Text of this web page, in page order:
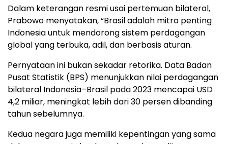
Dalam keterangan resmi usai pertemuan bilateral,
Prabowo menyatakan, “Brasil adalah mitra penting
Indonesia untuk mendorong sistem perdagangan
global yang terbuka, adil, dan berbasis aturan.
Pernyataan ini bukan sekadar retorika. Data Badan
Pusat Statistik (BPS) menunjukkan nilai perdagangan
bilateral Indonesia–Brasil pada 2023 mencapai USD
4,2 miliar, meningkat lebih dari 30 persen dibanding
tahun sebelumnya.
Kedua negara juga memiliki kepentingan yang sama